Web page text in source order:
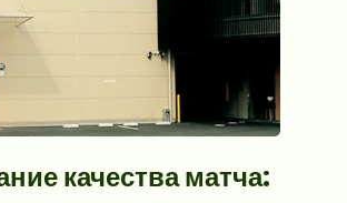
качества матча: